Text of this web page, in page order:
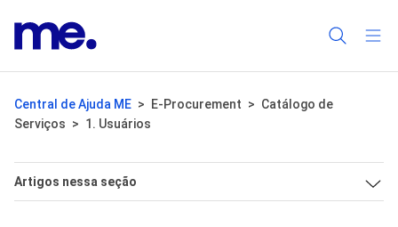
Central de Ajuda ME E-Procurement
Catálogo de
Serviços
1. Usuários
Artigos nessa seção